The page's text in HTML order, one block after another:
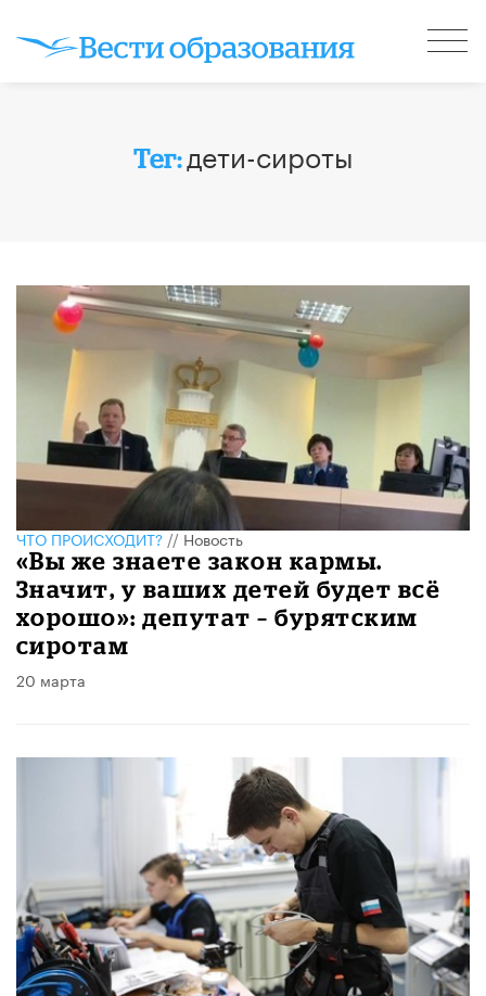
Тег:дети-сироты
ЧТО ПРОИСХОДИТ?//Новость
«Вы же знаете закон кармы.
Значит, у ваших детей будет всё
хорошо»: депутат – бурятским
сиротам
20 марта